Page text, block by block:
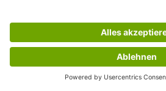
© 2025 by
Impressum|